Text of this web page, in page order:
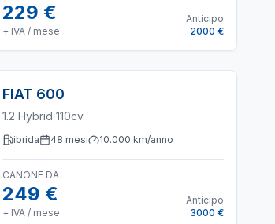
229 €
+ IVA / mese
Anticipo
2000 €
FIAT 600
1.2 Hybrid 110cv
ibrida 48 mesi 10.000 km/anno
CANONE DA
249 €
+ IVA / mese
Anticipo
3000 €